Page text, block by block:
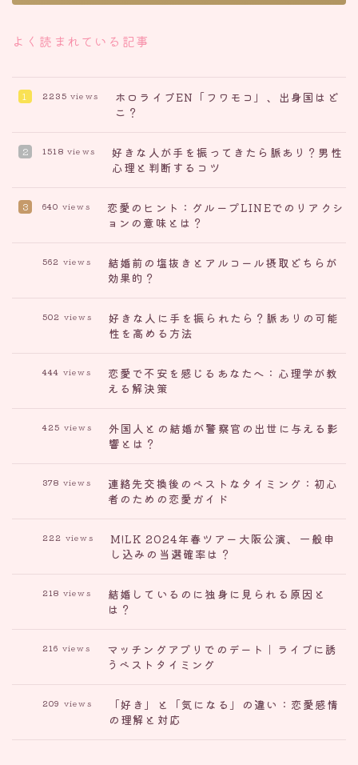
よく読まれている記事
ホロライブEN「フワモコ」、出身国はど
こ？
2235 views
好きな人が手を振ってきたら脈あり？男性
心理と判断するコツ
1518 views
恋愛のヒント：グループLINEでのリアクシ
ョンの意味とは？
640 views
結婚前の塩抜きとアルコール摂取どちらが
効果的？
562 views
好きな人に手を振られたら？脈ありの可能
性を高める方法
502 views
恋愛で不安を感じるあなたへ：心理学が教
える解決策
444 views
外国人との結婚が警察官の出世に与える影
響とは？
425 views
連絡先交換後のベストなタイミング：初心
者のための恋愛ガイド
378 views
M!LK 2024年春ツアー大阪公演、一般申
し込みの当選確率は？
222 views
結婚しているのに独身に見られる原因と
は？
218 views
マッチングアプリでのデート｜ライブに誘
うベストタイミング
216 views
「好き」と「気になる」の違い：恋愛感情
の理解と対応
209 views